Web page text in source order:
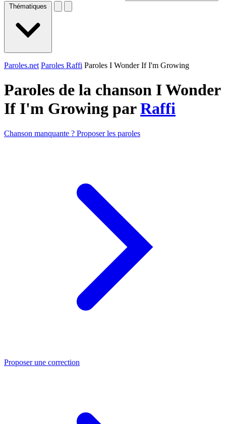
Thématiques
Paroles.net Paroles Raffi Paroles I Wonder If I'm Growing
Paroles de la chanson I Wonder
If I'm Growing parRaffi
Chanson manquante ? Proposer les paroles
Proposer une correction